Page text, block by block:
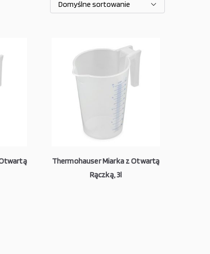
Thermohauser Miarka z Otwartą
Rączką, 3l